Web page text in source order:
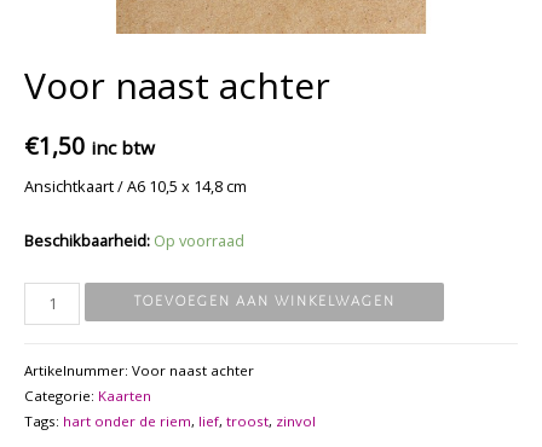
Voor naast achter
€1,50 inc btw
Ansichtkaart / A6 10,5 x 14,8 cm
Beschikbaarheid: Op voorraad
Voor
naast
aantal
TOEVOEGEN AAN WINKELWAGEN
Artikelnummer: Voor naast achter
Categorie: Kaarten
Tags: hart onder de riem, lief, troost, zinvol